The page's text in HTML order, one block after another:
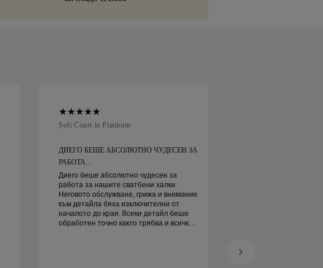
Soft Court in Platinum
ДИЕГО БЕШЕ АБСОЛЮТНО ЧУДЕСЕН ЗА
РАБОТА...
Диего беше абсолютно чудесен за
работа за нашите сватбени халки.
Неговото обслужване, грижа и внимание
към детайла бяха изключителни от
началото до края. Всеки детайл беше
обработен точно както трябва и всичко